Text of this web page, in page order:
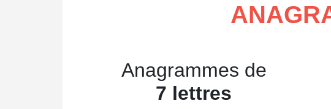
Anagrammes de
7 lettres